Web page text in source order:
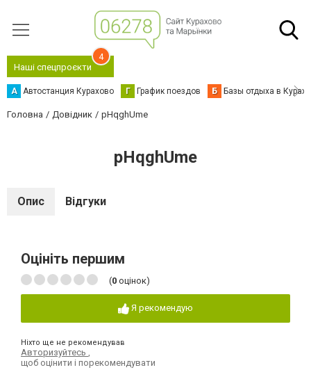
Наші спецпроєкти
4
А Автостанция Курахово Г График поездов Б Базы отдыха в
Головна Довідник pHqghUme
pHqghUme
Опис Відгуки
Оцініть першим
(0 оцінок)
Я рекомендую
Ніхто ще не рекомендував
Авторизуйтесь
щоб оцінити і порекомендувати